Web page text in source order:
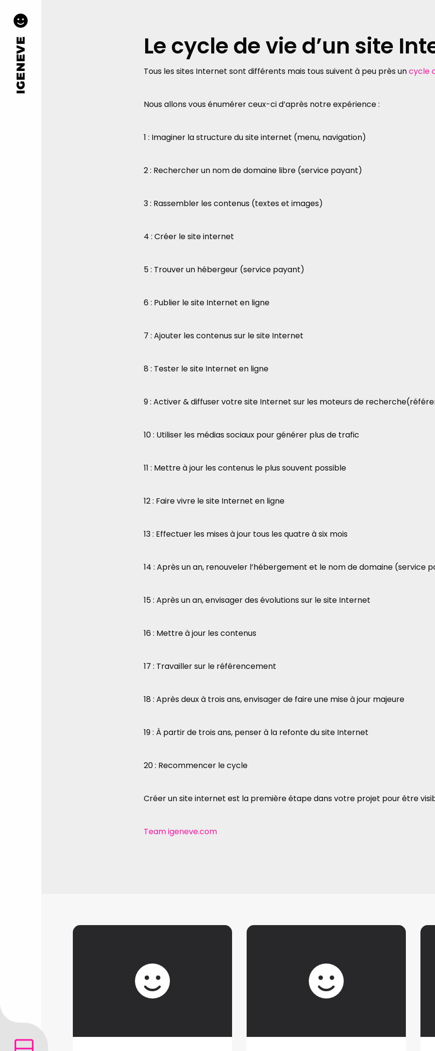
Le cycle de vie d’un site
Tous les sites Internet sont différents mais tous suivent à peu près uncycle
Nous allons vous énumérer ceux-ci d’après notre expérience :
1 : Imaginer la structure du site internet (menu, navigation)
2 : Rechercher un nom de domaine libre (service payant)
3 : Rassembler les contenus (textes et images)
4 : Créer le site internet
5 : Trouver un hébergeur (service payant)
6 : Publier le site Internet en ligne
7 : Ajouter les contenus sur le site Internet
8 : Tester le site Internet en ligne
9 : Activer & diffuser votre site Internet sur les moteurs de
10 : Utiliser les médias sociaux pour générer plus de trafic
11 : Mettre à jour les contenus le plus souvent possible
12 : Faire vivre le site Internet en ligne
13 : Effectuer les mises à jour tous les quatre à six mois
14 : Après un an, renouveler l’hébergement et le nom de domaine (service
15 : Après un an, envisager des évolutions sur le site Internet
16 : Mettre à jour les contenus
17 : Travailler sur le référencement
18 : Après deux à trois ans, envisager de faire une mise à jour majeure
19 : À partir de trois ans, penser à la refonte du site Internet
20 : Recommencer le cycle
Créer un site internet est la première étape dans votre projet pour être
Team igeneve.com